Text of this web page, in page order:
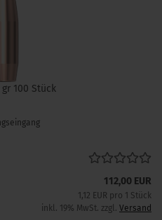
100 Stück
112,00 EUR
1,12 EUR pro 1 Stück
inkl. 19% MwSt. zzgl. Versand